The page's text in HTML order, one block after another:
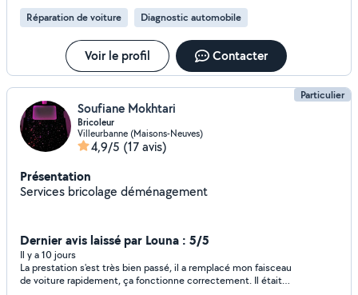
Réparation de voiture Diagnostic automobile
Voir le profil Contacter
Particulier
Soufiane Mokhtari
Bricoleur
Villeurbanne (Maisons-Neuves)
4,9/5 (17 avis)
Présentation
Services bricolage déménagement
Dernier avis laissé par Louna : 5/5
Il y a 10 jours
La prestation s'est très bien passé, il a remplacé mon faisceau
de voiture rapidement, ça fonctionne correctement. Il était